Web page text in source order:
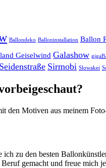
Ballondeko Balloninstallation Ballon
Geiselwind Galashow
Seidenstraße Sirmobi Slowakei
den Motiven aus meinem
ich zu den besten
gemacht und freue mich